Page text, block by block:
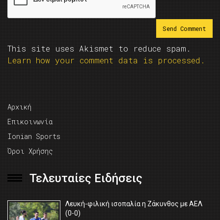
This site uses Akismet to reduce spam.
Learn how your comment data is processed.
Αρχική
Επικοινωνία
Ionian Sports
Όροι Χρήσης
Τελευταίες Ειδήσεις
Λευκή-φιλική ισοπαλία η Ζάκυνθος με ΑΕΛ
(0-0)